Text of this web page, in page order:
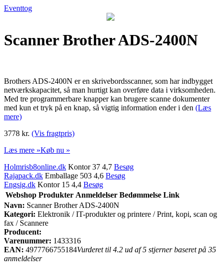
Eventtog
Scanner Brother ADS-2400N
Brothers ADS-2400N er en skrivebordsscanner, som har indbygget
netværkskapacitet, så man hurtigt kan overføre data i virksomheden.
Med tre programmerbare knapper kan brugere scanne dokumenter
med kun et tryk på en knap, så vigtig information ender i den (Læs
mere)
3778 kr. (Vis fragtpris)
Læs mere »Køb nu »
Holmrisb8online.dk Kontor 37 4,7 Besøg
Rajapack.dk Emballage 503 4,6 Besøg
Engsig.dk Kontor 15 4,4 Besøg
Webshop Produkter Anmeldelser Bedømmelse Link
Navn: Scanner Brother ADS-2400N
Kategori: Elektronik / IT-produkter og printere / Print, kopi, scan og
fax / Scannere
Producent:
Varenummer: 1433316
EAN: 4977766755184Vurderet til 4.2 ud af 5 stjerner baseret på 35
anmeldelser